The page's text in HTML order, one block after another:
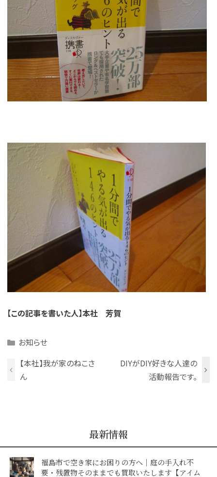
【この記事を書いた人】本社 芳賀
Categories
お知らせ
【本社】我が家のねこさ
ん
DIYがDIY好きな人達の
活動報告です。
最新情報
福島市で空き家にお困りの方へ｜庭の手入れ不
要・残置物そのままでも買取いたします【アイム